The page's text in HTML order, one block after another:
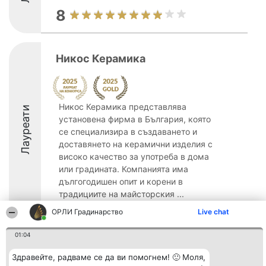
ОРЛИ Градинарство Live chat
01:04
Здравейте, радваме се да ви помогнем! 🙂 Моля,
8
Лауреати
Никос Керамика
Никос Керамика представлява
установена фирма в България, която
се специализира в създаването и
доставянето на керамични изделия с
високо качество за употреба в дома
или градината. Компанията има
дългогодишен опит и корени в
традициите на майсторския ...
9.4
Организатор на
Класация Контакти